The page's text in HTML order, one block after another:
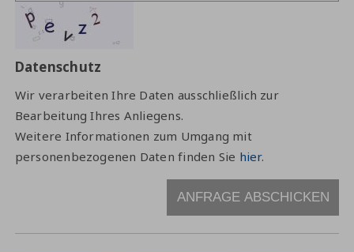
Datenschutz
Wir verarbeiten Ihre Daten ausschließlich zur
Bearbeitung Ihres Anliegens.
Weitere Informationen zum Umgang mit
personenbezogenen Daten finden Sie hier.
ANFRAGE ABSCHICKEN